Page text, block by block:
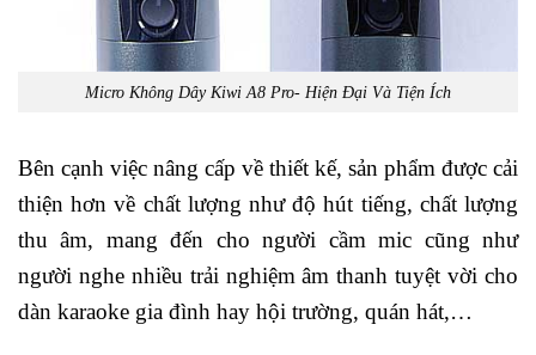
Micro Không Dây Kiwi A8 Pro- Hiện Đại Và Tiện Ích
Bên cạnh việc nâng cấp về thiết kế, sản phẩm được cải
thiện hơn về chất lượng như độ hút tiếng, chất lượng
thu âm, mang đến cho người cầm mic cũng như
người nghe nhiều trải nghiệm âm thanh tuyệt vời cho
dàn karaoke gia đình hay hội trường, quán hát,…